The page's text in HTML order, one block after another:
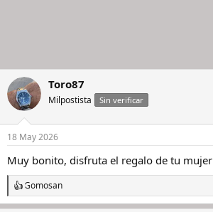
Toro87
Milpostista Sin verificar
18 May 2026
Muy bonito, disfruta el regalo de tu mujer
R
e
Gomosan